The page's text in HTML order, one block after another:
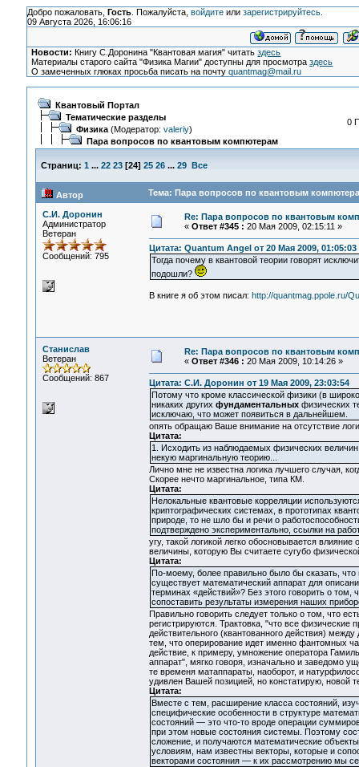
Добро пожаловать, Гость. Пожалуйста, войдитеили зарегистрируйтесь.
09 Августа 2026, 16:06:16
Новости: Книгу С.Доронина "Квантовая магия" читатьздесь
Материалы старого сайта "Физика Магии" доступны для просмотраздесь
О замеченных глюках просьба писать на почтуquantmag@mail.ru
Квантовый Портал
Тематические разделы
Физика(Модератор: valeriy)
Пара вопросов по квантовым компютерам
0
Страниц: 1 ... 22 23[24] 25 26 ... 29 Все
Автор Тема: Пара вопросов по квантовым
С.И. Доронин
Администратор
Ветеран
Сообщений: 795
Re: Пара вопросов по квантовым
« Ответ #345 : 20 Мая 2009, 02:15:11 »
Цитата: Quantum Angel от 20 Мая 2009, 01:05:03
Тогда почему в квантовой теории говорят
подошли?
В книге я об этом писал: http://quantmag.ppole.ru/
Станислав
Ветеран
Сообщений: 867
Re: Пара вопросов по квантовым
« Ответ #346 : 20 Мая 2009, 10:14:26 »
Цитата: С.И. Доронин от 19 Мая 2009, 23:03:54
Потому что кроме классической физики (в
никаких других фундаментальныхфизических
исключаю, что может появиться в дальнейшем.
опять обращаю Ваше внимание на отсутствие
Цитата:
1. Исходить из наблюдаемых физических
некую маргинальную теорию...
Лично мне не известна логика лучшего случая,
Скорее нечто маргинальное, типа КМ.
Цитата:
Нелокальные квантовые корреляции
криптографических системах, в прототипах
природе, то не шло бы и речи о
подтверждено экспериментально, ссылки на
угу, такой логикой легко обосновывается
величины, которую Вы считаете сугубо
Цитата:
По-моему, более правильно было бы сказать,
существует математический аппарат для
терминах «действий»? Без этого говорить о
сопоставить результаты измерения наших
Правильно говорить следует только о том, что
регистрируются. Трактовка, "что все
действительного (квантованного действия)
тем, что оперирование идет именно фантомных
действие, к примеру, умножение оператора
аппарат", мягко говоря, изначально и заведомо
те временя матаппараты, наоборот, и
удивлен Вашей позицией, но констатирую, новой
Цитата:
Вместе с тем, расширение класса состояний,
специфические особенности в структуре
состояний — это что-то вроде операции
при этом новые состояния системы. Поэтому
сложение, и получаются математические
условиям, нам известны векторы, которые и
векторами состояния — к их рассмотрению мы